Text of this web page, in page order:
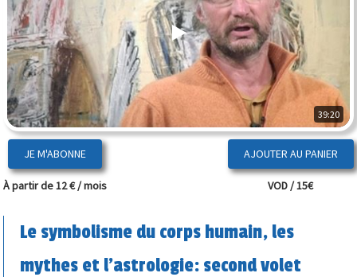
39:20
JE M'ABONNE
À partir de 12 € / mois VOD / 15€
Le symbolisme du corps humain, les
mythes et l'astrologie: second volet